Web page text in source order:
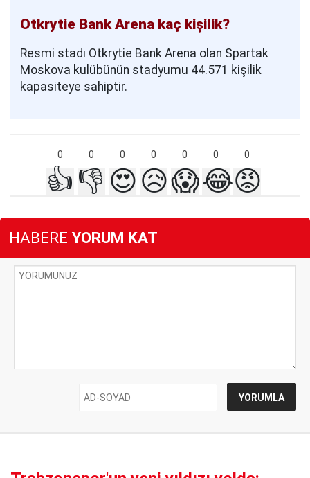
Otkrytie Bank Arena kaç kişilik?
Resmi stadı Otkrytie Bank Arena olan Spartak
Moskova kulübünün stadyumu 44.571 kişilik
kapasiteye sahiptir.
0 0 0 0 0 0 0
👍 👎 😍😥😱😂😡
HABERE YORUM KAT